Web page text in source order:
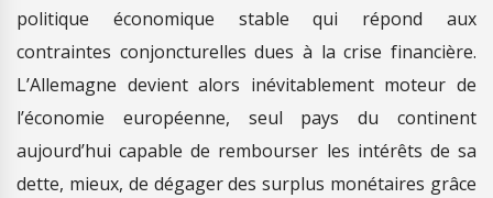
politique économique stable qui répond aux
contraintes conjoncturelles dues à la crise financière.
L’Allemagne devient alors inévitablement moteur de
l’économie européenne, seul pays du continent
aujourd’hui capable de rembourser les intérêts de sa
dette, mieux, de dégager des surplus monétaires grâce